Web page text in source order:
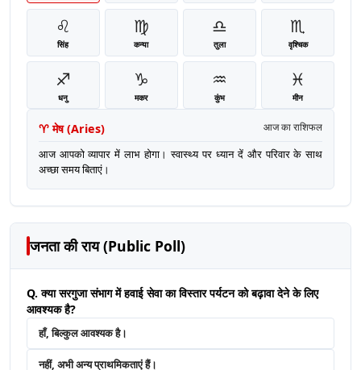
♌
सिंह
♍
कन्या
♎
तुला
♏
वृश्चिक
♐
धनु
♑
मकर
♒
कुंभ
♓
मीन
♈ मेष(Aries) आज का राशिफल
आज आपको व्यापार में लाभ होगा। स्वास्थ्य पर ध्यान दें और परिवार के साथ
अच्छा समय बिताएं।
जनता की राय (Public Poll)
Q. क्या सरगुजा संभाग में हवाई सेवा का विस्तार पर्यटन को बढ़ावा देने के लिए
आवश्यक है?
हाँ, बिल्कुल आवश्यक है।
नहीं, अभी अन्य प्राथमिकताएं हैं।